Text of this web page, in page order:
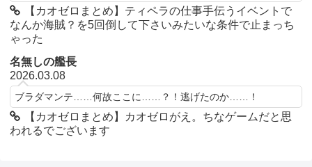
【カオゼロまとめ】ティペラの仕事手伝うイベントで
なんか海賊？を5回倒して下さいみたいな条件で止まっち
ゃった
名無しの艦長
2026.03.08
ブラダマンテ……何故ここに……？！逃げたのか……！
【カオゼロまとめ】カオゼロがえ。ちなゲームだと思
われるでございます